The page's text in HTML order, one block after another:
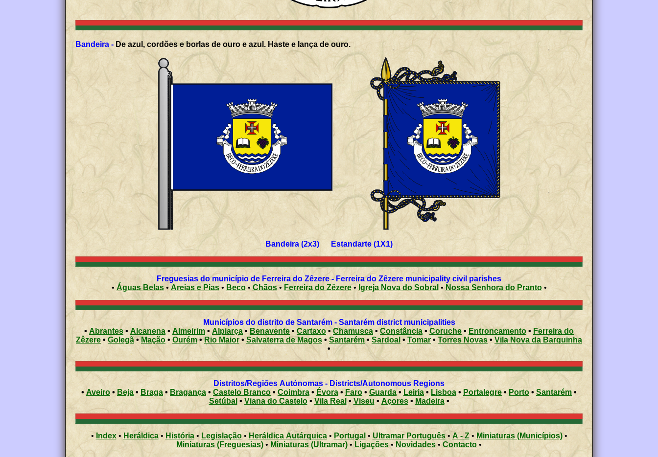
Bandeira - De azul, cordões e borlas de ouro e azul. Haste e lança de ouro.
Bandeira (2x3) Estandarte (1X1)
Freguesias do município de Ferreira do Zêzere - Ferreira do Zêzere municipality civil parishes
•
Águas Belas• Areias e Pias• Beco• Chãos• Ferreira do Zêzere• Igreja Nova do Sobral • Nossa Senhora do Pranto•
Municípios do distrito de Santarém - Santarém district municipalities
• Abrantes • Alcanena •Almeirim •Alpiarça • Benavente •Cartaxo•Chamusca • Constância • Coruche • Entroncamento • Ferreira do
Zêzere• Golegã•Mação • Ourém• Rio Maior • Salvaterra de Magos • Santarém • Sardoal • Tomar • Torres Novas •
Vila Nova da Barquinha
•
Distritos/Regiões Autónomas - Districts/Autonomous Regions
• Aveiro • Beja • Braga • Bragança • Castelo Branco • Coimbra • Évora• Faro • Guarda • Leiria • Lisboa • Portalegre• Porto • Santarém•
Setúbal • Viana do Castelo•Vila Real • Viseu • Açores • Madeira •
• Index• Heráldica• História • Legislação • Heráldica Autárquica• Portugal • Ultramar Português• A - Z• Miniaturas (Municípios)•
Miniaturas (Freguesias) • Miniaturas (Ultramar) • Ligações•Novidades •Contacto •